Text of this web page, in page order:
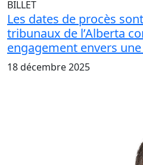
BILLET
Les dates de procès
tribunaux de l’Alberta
engagement envers
18 décembre 2025